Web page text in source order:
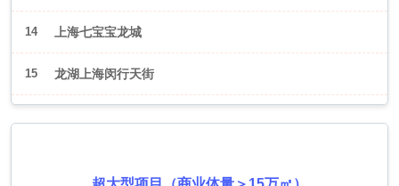
14 上海七宝宝龙城
15 龙湖上海闵行天街